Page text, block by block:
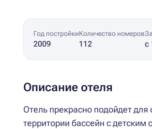
Год постройки
2009
Количество номеров
112 с
Описание отеля
Отель прекрасно подойдет
территории бассейн с